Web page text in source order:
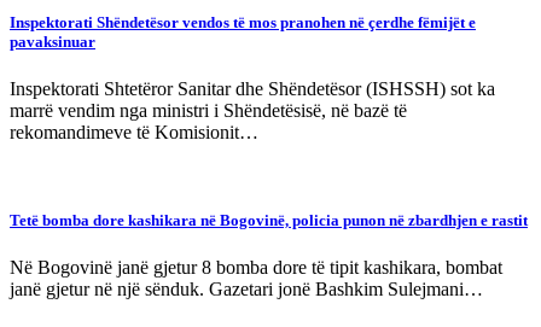
Inspektorati Shëndetësor vendos të mos pranohen në çerdhe fëmijët e
pavaksinuar
Inspektorati Shtetëror Sanitar dhe Shëndetësor (ISHSSH) sot ka
marrë vendim nga ministri i Shëndetësisë, në bazë të
rekomandimeve të Komisionit…
Tetë bomba dore kashikara në Bogovinë, policia punon në zbardhjen e rastit
Në Bogovinë janë gjetur 8 bomba dore të tipit kashikara, bombat
janë gjetur në një sënduk. Gazetari jonë Bashkim Sulejmani…